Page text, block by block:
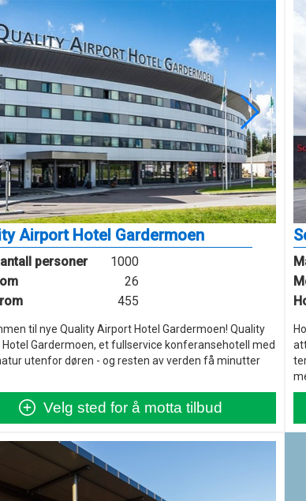
Airport Hotel Gardermoen
personer
1000
26
455
til nye Quality Airport Hotel Gardermoen! Quality
Gardermoen, et fullservice konferansehotell med
utenfor døren - og resten av verden få minutter
Velg sted for å motta tilbud